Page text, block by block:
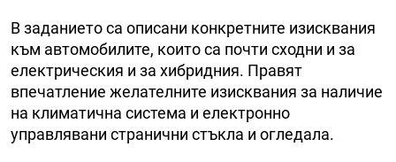
В заданието са описани конкретните изисквания
към автомобилите, които са почти сходни и за
електрическия и за хибридния. Правят
впечатление желателните изисквания за наличие
на климатична система и електронно
управлявани странични стъкла и огледала.